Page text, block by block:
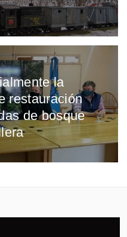
la
restauración
de bosque